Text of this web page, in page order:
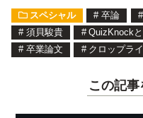
スペシャル # 卒論 #
# 須貝駿貴 # QuizKnock
# 卒業論文 # クロップラ
この記